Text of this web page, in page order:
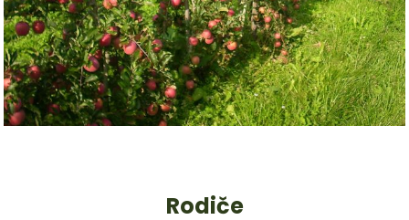
Rodiče